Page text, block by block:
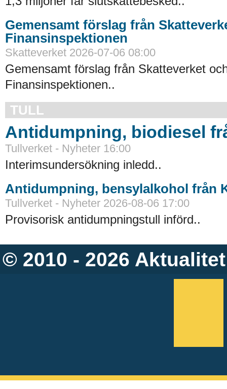
Gemensamt förslag från
Finansinspektionen
Skatteverket 2026-07-06 08:00
Gemensamt förslag från Skatteverket
Finansinspektionen..
TULL
Antidumpning, biodiesel
Tullverket - Nyheter 16:00
Interimsundersökning inledd..
Antidumpning, bensylalkohol från
Tullverket - Nyheter 2026-08-06 17:00
Provisorisk antidumpningstull införd..
© 2010 - 2026 Aktualitet